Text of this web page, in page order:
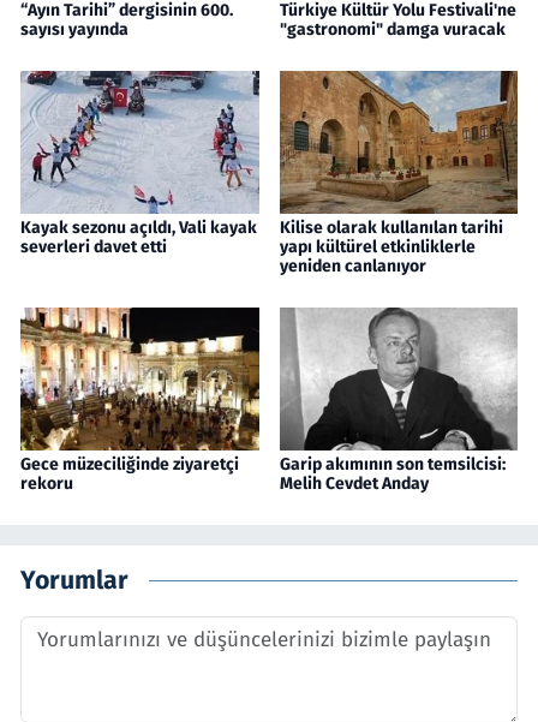
“Ayın Tarihi” dergisinin 600.
sayısı yayında
Türkiye Kültür Yolu Festivali'ne
"gastronomi" damga vuracak
Kayak sezonu açıldı, Vali kayak
severleri davet etti
Kilise olarak kullanılan tarihi
yapı kültürel etkinliklerle
yeniden canlanıyor
Gece müzeciliğinde ziyaretçi
rekoru
Garip akımının son temsilcisi:
Melih Cevdet Anday
Yorumlar